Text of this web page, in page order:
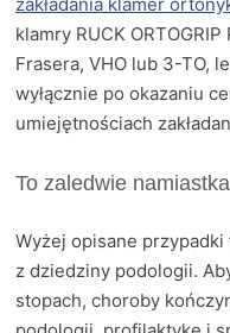
klamry RUCK ORTOGRIP
Frasera, VHO lub 3-TO,
wyłącznie po okazaniu
umiejętnościach
To zaledwie
Wyżej opisane
z dziedziny podologii.
stopach, choroby